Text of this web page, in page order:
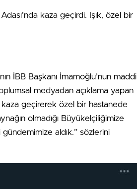
kaza geçirdi. Işık, özel bir
İBB Başkanı İmamoğlu’nun maddi
medyadan açıklama yapan
kaza geçirerek özel bir hastanede
olmadığı Büyükelçiliğimize
gündemimize aldık.” sözlerini